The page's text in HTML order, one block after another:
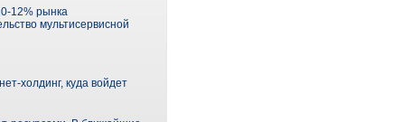
12% рынка
мультисервисной
холдинг, куда войдет